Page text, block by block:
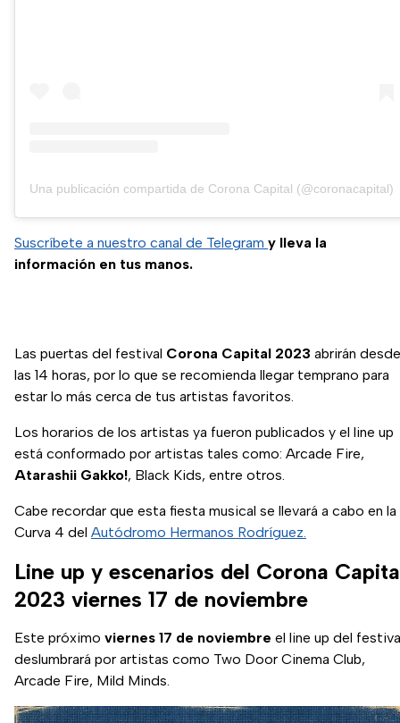
Una publicación compartida de Corona Capital (@coronacapital)
Suscríbete a nuestro canal de Telegram y lleva la
información en tus manos.
Las puertas del festival Corona Capital 2023 abrirán desde
las 14 horas, por lo que se recomienda llegar temprano para
estar lo más cerca de tus artistas favoritos.
Los horarios de los artistas ya fueron publicados y el line up
está conformado por artistas tales como: Arcade Fire,
Atarashii Gakko!, Black Kids, entre otros.
Cabe recordar que esta fiesta musical se llevará a cabo en la
Curva 4 del Autódromo Hermanos Rodríguez.
Line up y escenarios del Corona
2023 viernes 17 de noviembre
Este próximo viernes 17 de noviembre el line up del
deslumbrará por artistas como Two Door Cinema Club,
Arcade Fire, Mild Minds.